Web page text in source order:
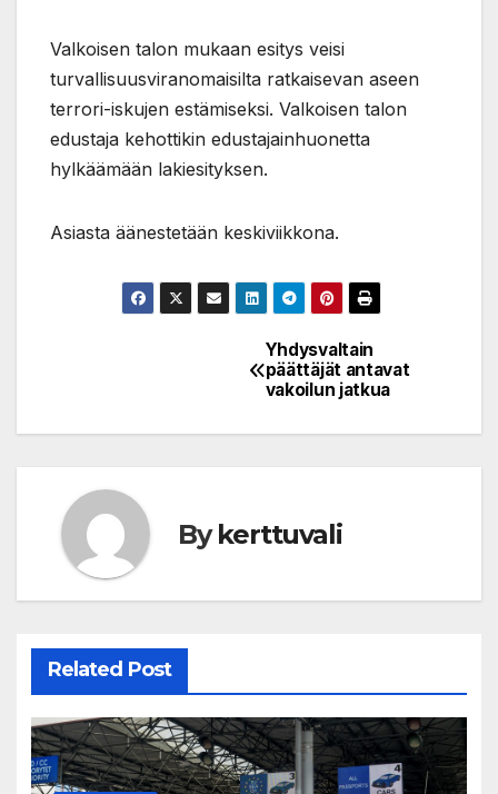
Valkoisen talon mukaan esitys veisi
turvallisuusviranomaisilta ratkaisevan aseen
terrori-iskujen estämiseksi. Valkoisen talon
edustaja kehottikin edustajainhuonetta
hylkäämään lakiesityksen.
Asiasta äänestetään keskiviikkona.
Yhdysvaltain
päättäjät antavat
vakoilun jatkua
Bykerttuvali
Related Post